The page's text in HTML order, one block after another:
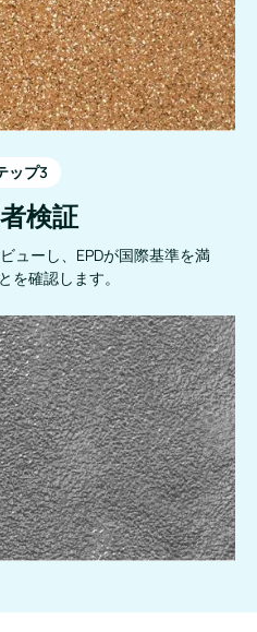
ップ3
検証
ューし、EPDが国際基準を満
を確認します。